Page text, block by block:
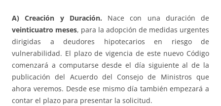
A) Creación y Duración. Nace con una duración de
veinticuatro meses, para la adopción de medidas urgentes
dirigidas a deudores hipotecarios en riesgo de
vulnerabilidad. El plazo de vigencia de este nuevo Código
comenzará a computarse desde el día siguiente al de la
publicación del Acuerdo del Consejo de Ministros que
ahora veremos. Desde ese mismo día también empezará a
contar el plazo para presentar la solicitud.